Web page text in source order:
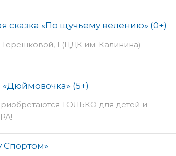
сказка «По щучьему велению» (0+)
1 (ЦДК им. Калинина)
«Дюймовочка» (5+)
ТОЛЬКО для детей и
Спортом»